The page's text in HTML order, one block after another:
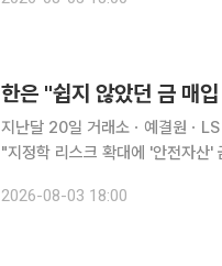
안해 금 매입 확대 기조로 전환하
지난달 20일 거래소ㆍ예결원ㆍ
"지정학 리스크 확대에 '안전자산
2013년 이후 처음으로 금 매입 재
2026-08-03 18:00